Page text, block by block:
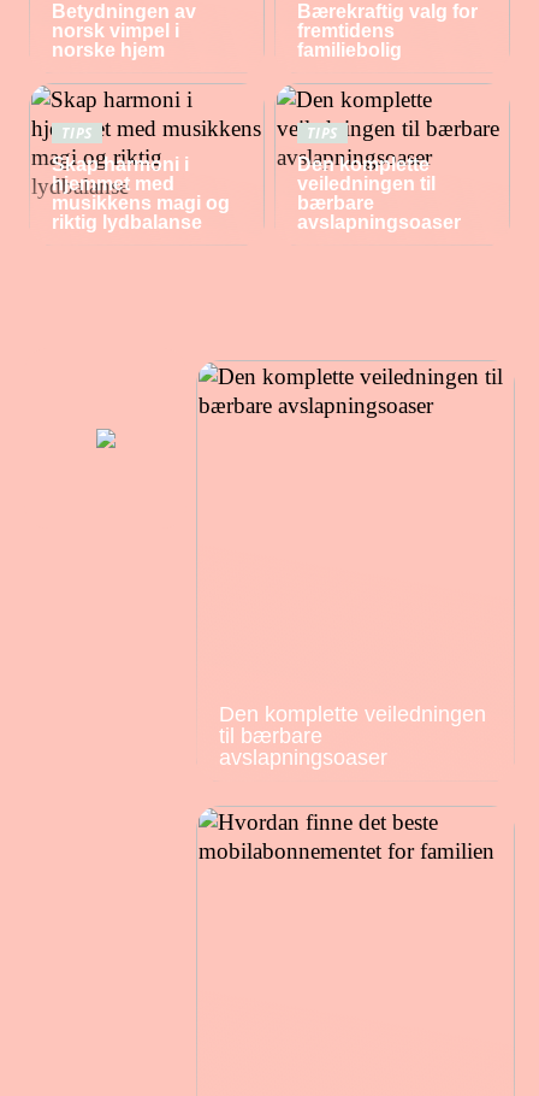
Betydningen av
norsk vimpel i
norske hjem
Bærekraftig valg for
fremtidens
familiebolig
TIPS
Skap harmoni i
hjemmet med
musikkens magi og
riktig lydbalanse
TIPS
Den komplette
veiledningen til
bærbare
avslapningsoaser
Den komplette veiledningen
til bærbare
avslapningsoaser